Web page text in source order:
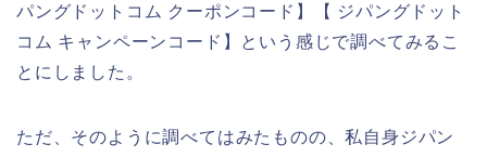
パングドットコム クーポンコード】【 ジパングドット
コム キャンペーンコード】という感じで調べてみるこ
とにしました。
ただ、そのように調べてはみたものの、私自身ジパン